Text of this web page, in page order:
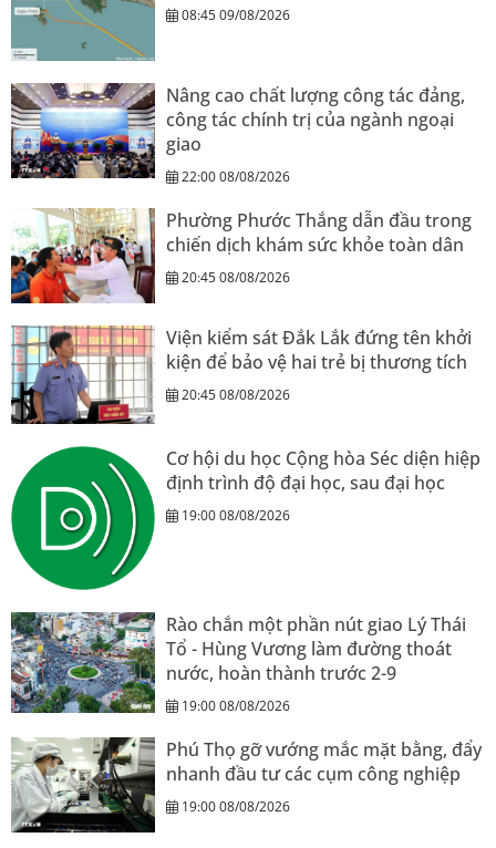
08:45 09/08/2026
Nâng cao chất lượng công tác đảng,
công tác chính trị của ngành ngoại
giao
22:00 08/08/2026
Phường Phước Thắng dẫn đầu trong
chiến dịch khám sức khỏe toàn dân
20:45 08/08/2026
Viện kiểm sát Đắk Lắk đứng tên khởi
kiện để bảo vệ hai trẻ bị thương tích
20:45 08/08/2026
Cơ hội du học Cộng hòa Séc diện hiệp
định trình độ đại học, sau đại học
19:00 08/08/2026
Rào chắn một phần nút giao Lý Thái
Tổ - Hùng Vương làm đường thoát
nước, hoàn thành trước 2-9
19:00 08/08/2026
Phú Thọ gỡ vướng mắc mặt bằng, đẩy
nhanh đầu tư các cụm công nghiệp
19:00 08/08/2026